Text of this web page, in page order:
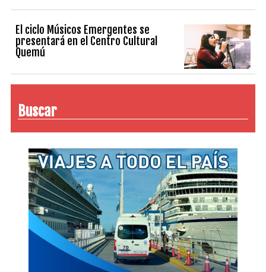
El ciclo Músicos Emergentes se
presentará en el Centro Cultural
Quemú
Buscar